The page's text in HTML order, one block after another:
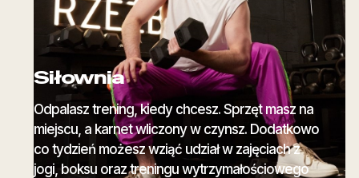
Siłownia
Odpalasz trening, kiedy chcesz. Sprzęt masz na
miejscu, a karnet wliczony w czynsz. Dodatkowo
co tydzień możesz wziąć udział w zajęciach z
jogi, boksu oraz treningu wytrzymałościowego